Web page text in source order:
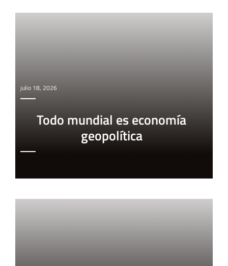
julio 18, 2026
Todo mundial es economía
geopolítica